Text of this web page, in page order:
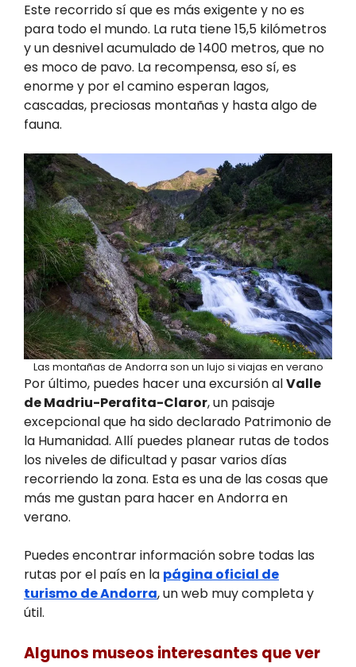
Este recorrido sí que es más exigente y no es
para todo el mundo. La ruta tiene 15,5 kilómetros
y un desnivel acumulado de 1400 metros, que no
es moco de pavo. La recompensa, eso sí, es
enorme y por el camino esperan lagos,
cascadas, preciosas montañas y hasta algo de
fauna.
Las montañas de Andorra son un lujo si viajas en verano
Por último, puedes hacer una excursión alValle
de Madriu-Perafita-Claror, un paisaje
excepcional que ha sido declarado Patrimonio de
la Humanidad. Allí puedes planear rutas de todos
los niveles de dificultad y pasar varios días
recorriendo la zona. Esta es una de las cosas que
más me gustan para hacer en Andorra en
verano.
Puedes encontrar información sobre todas las
rutas por el país en la página oficial de
turismo de Andorra, un web muy completa y
útil.
Algunos museos interesantes que ver